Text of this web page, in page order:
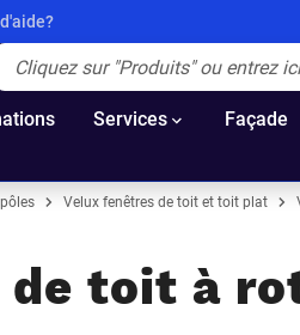
Services Façade
Velux fenêtres de toit et toit plat
de toit à